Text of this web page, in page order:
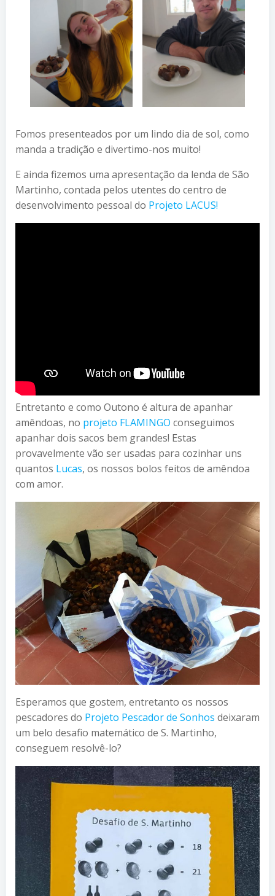
Fomos presenteados por um lindo dia de sol, como
manda a tradição e divertimo-nos muito!
E ainda fizemos uma apresentação da lenda de São
Martinho, contada pelos utentes do centro de
desenvolvimento pessoal do Projeto LACUS!
Entretanto e como Outono é altura de apanhar
amêndoas, no projeto FLAMINGO conseguimos
apanhar dois sacos bem grandes! Estas
provavelmente vão ser usadas para cozinhar uns
quantos Lucas, os nossos bolos feitos de amêndoa
com amor.
Esperamos que gostem, entretanto os nossos
pescadores do Projeto Pescador de Sonhos deixaram
um belo desafio matemático de S. Martinho,
conseguem resolvê-lo?